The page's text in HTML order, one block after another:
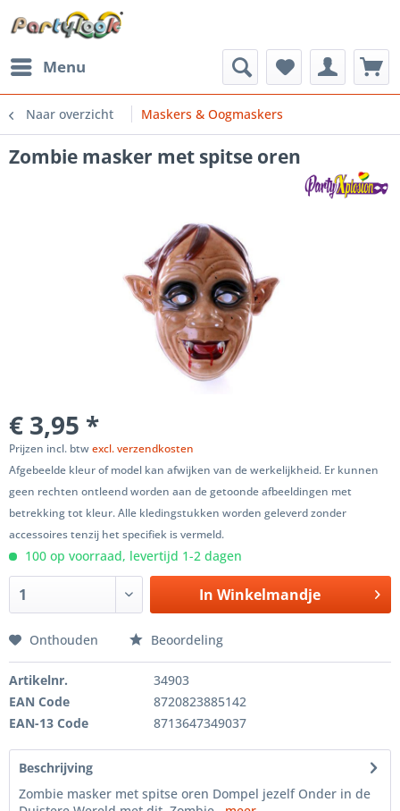
Menu
Naar overzicht Maskers & Oogmaskers
Zombie masker met spitse oren
€ 3,95 *
Prijzen incl. btwexcl. verzendkosten
Afgebeelde kleur of model kan afwijken van de werkelijkheid. Er kunnen
geen rechten ontleend worden aan de getoonde afbeeldingen met
betrekking tot kleur. Alle kledingstukken worden geleverd zonder
accessoires tenzij het specifiek is vermeld.
100 op voorraad, levertijd 1-2 dagen
In Winkelmandje
Onthouden Beoordeling
Artikelnr.
34903
EAN Code
8720823885142
EAN-13 Code
8713647349037
Beschrijving
Zombie masker met spitse oren Dompel jezelf Onder in de